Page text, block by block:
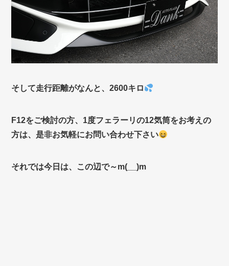
そして走行距離がなんと、2600キロ
F12をご検討の方、1度フェラーリの12気筒をお考えの
方は、是非お気軽にお問い合わせ下さい
それでは今日は、この辺で～m(__)m